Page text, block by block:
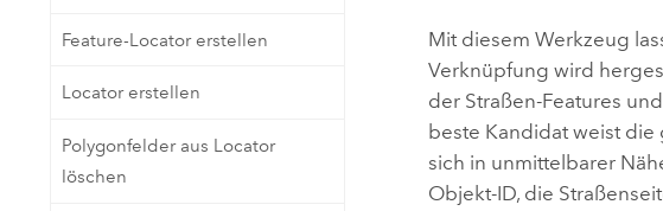
Feature-Locator erstellen
Locator erstellen
Polygonfelder aus Locator
löschen
Mit diesem Werkzeug
Verknüpfung wird
der Straßen-Features
beste Kandidat weist
sich in unmittelbarer
Objekt-ID, die